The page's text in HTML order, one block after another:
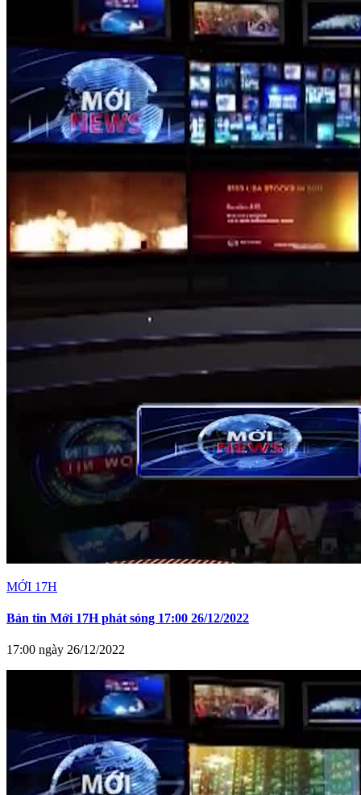
MỚI 17H
Bản tin Mới 17H phát sóng 17:00 26/12/2022
17:00 ngày 26/12/2022